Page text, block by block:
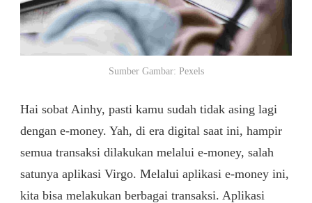
ALFAMART
Sumber Gambar: Pexels
Hai sobat Ainhy, pasti kamu sudah tidak asing lagi
dengan e-money. Yah, di era digital saat ini, hampir
semua transaksi dilakukan melalui e-money, salah
satunya aplikasi Virgo. Melalui aplikasi e-money ini,
kita bisa melakukan berbagai transaksi. Aplikasi